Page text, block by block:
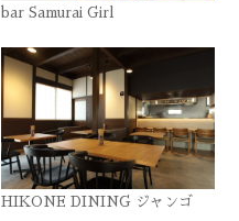
bar Samurai Girl
HIKONE DINING ジャンゴ